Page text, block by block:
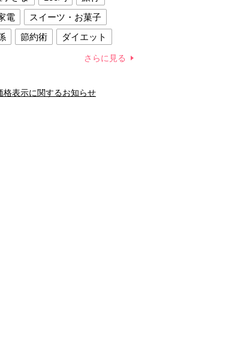
電
スイーツ・お菓子
節約術
ダイエット
新津春子 どか食い
さらに見る
格表示に関するお知らせ